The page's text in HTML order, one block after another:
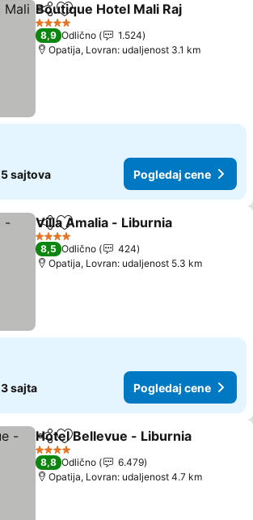
Deli Dodati u favorite
Boutique Hotel Mali Raj
4 Zvezdice
8,9 Odlično
1.524
Opatija, Lovran: udaljenost 3.1 km
5 sajtova Pogledaj cene
Deli Dodati u favorite
Villa Amalia - Liburnia
4 Zvezdice
8,5 Odlično
424
Opatija, Lovran: udaljenost 5.3 km
3 sajta Pogledaj cene
Deli Dodati u favorite
Hotel Bellevue - Liburnia
4 Zvezdice
8,8 Odlično
6.479
Opatija, Lovran: udaljenost 4.7 km